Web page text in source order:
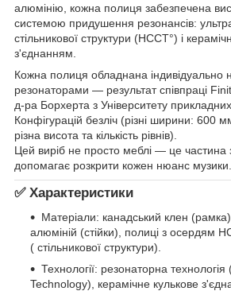
алюмінію, кожна полиця забезпечена
системою придушення резонансів:
стільникової структури (HCCT°) і
з'єднанням.
Кожна полиця обладнана індивідуально
резонаторами — результат співпраці
д-ра Борхерта з Університету
Конфігурацій безліч (різні ширини:
різна висота та кількість рівнів).
Цей виріб не просто меблі — це частина
допомагає розкрити кожен нюанс музики.
✅ Характеристики
Матеріали: канадський клен
алюміній (стійки), полиці з осердям
( стільникової структури).
Технології: резонаторна
Technology), керамічне кулькове